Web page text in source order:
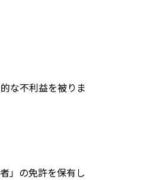
な不利益を被りま
」の免許を保有し